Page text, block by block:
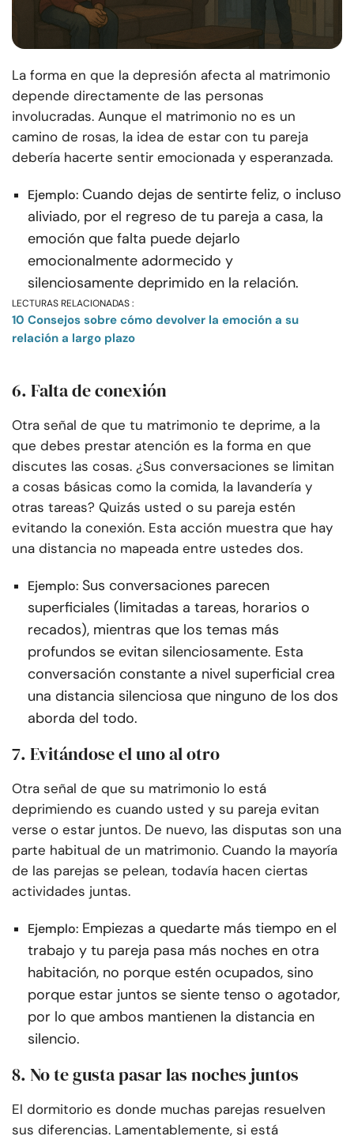
La forma en que la depresión afecta al matrimonio
depende directamente de las personas
involucradas. Aunque el matrimonio no es un
camino de rosas, la idea de estar con tu pareja
debería hacerte sentir emocionada y esperanzada.
Ejemplo: Cuando dejas de sentirte feliz, o incluso
aliviado, por el regreso de tu pareja a casa, la
emoción que falta puede dejarlo
emocionalmente adormecido y
silenciosamente deprimido en la relación.
LECTURAS RELACIONADAS :
10 Consejos sobre cómo devolver la emoción a su
relación a largo plazo
6. Falta de conexión
Otra señal de que tu matrimonio te deprime, a la
que debes prestar atención es la forma en que
discutes las cosas. ¿Sus conversaciones se limitan
a cosas básicas como la comida, la lavandería y
otras tareas? Quizás usted o su pareja estén
evitando la conexión. Esta acción muestra que hay
una distancia no mapeada entre ustedes dos.
Ejemplo: Sus conversaciones parecen
superficiales (limitadas a tareas, horarios o
recados), mientras que los temas más
profundos se evitan silenciosamente. Esta
conversación constante a nivel superficial crea
una distancia silenciosa que ninguno de los dos
aborda del todo.
7. Evitándose el uno al otro
Otra señal de que su matrimonio lo está
deprimiendo es cuando usted y su pareja evitan
verse o estar juntos. De nuevo, las disputas son una
parte habitual de un matrimonio. Cuando la mayoría
de las parejas se pelean, todavía hacen ciertas
actividades juntas.
Ejemplo: Empiezas a quedarte más tiempo en el
trabajo y tu pareja pasa más noches en otra
habitación, no porque estén ocupados, sino
porque estar juntos se siente tenso o agotador,
por lo que ambos mantienen la distancia en
silencio.
8. No te gusta pasar las noches juntos
El dormitorio es donde muchas parejas resuelven
sus diferencias. Lamentablemente, si está